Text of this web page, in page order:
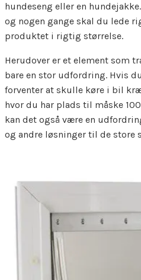
hundeseng eller en
og nogen gange skal du lede
produktet i rigtig størrelse.
Herudover er et element som
bare en stor udfordring. Hvis
forventer at skulle køre i bil
hvor du har plads til måske
kan det også være en
og andre løsninger til de store